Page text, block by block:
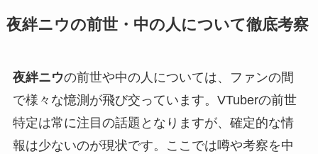
夜絆ニウの前世・中の人について徹底考察
夜絆ニウの前世や中の人については、ファンの間
で様々な憶測が飛び交っています。VTuberの前世
特定は常に注目の話題となりますが、確定的な情
報は少ないのが現状です。ここでは噂や考察を中